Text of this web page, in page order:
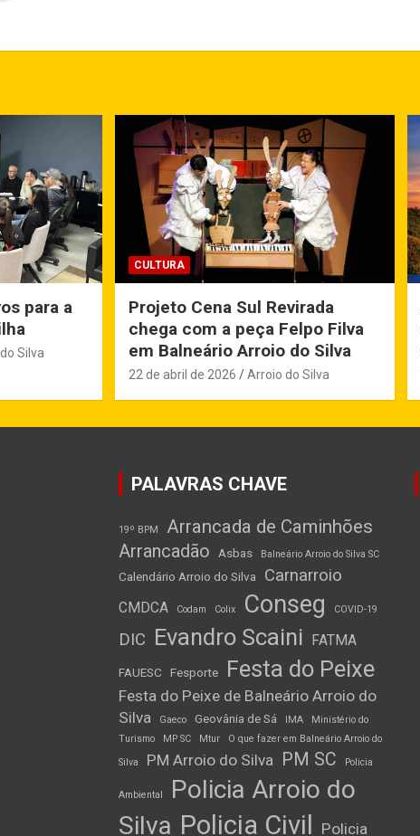
para a
Silva
CULTURA
Projeto Cena Sul Revirada
chega com a peça Felpo Filva
em Balneário Arroio do Silva
22 de abril de 2026 Arroio do Silva
PALAVRAS CHAVE
19º BPM Arrancada de Caminhões
Arrancadão Asbas Balneário Arroio do Silva SC
Calendário Arroio do Silva Carnarroio
CMDCA Codam Colix Conseg COVID-19
DIC Evandro Scaini FATMA
FAUESC Fesporte Festa do Peixe
Festa do Peixe de Balneário Arroio do
Silva
Gaeco Geovânia de Sá IMA
Ministério do
Turismo
MP SC Mtur
O que fazer em Balneário Arroio do
Silva
PM Arroio do Silva PM SC Policia
Ambiental
Policia Arroio do
Silva Policia Civil Policia